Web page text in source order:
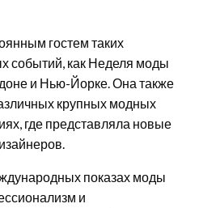
гостем таких
событий, как Неделя моды
и Нью-Йорке. Она также
крупных модных
где представляла новые
показах моды
и